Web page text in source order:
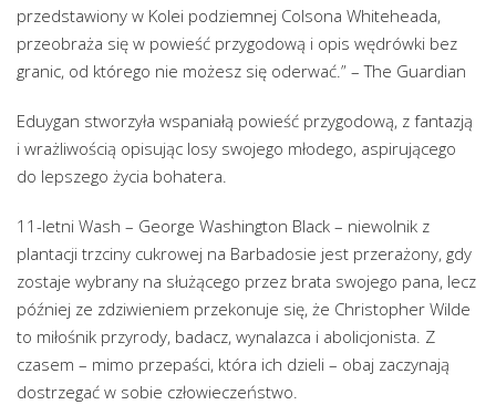
przedstawiony w Kolei podziemnej Colsona Whiteheada,
przeobraża się w powieść przygodową i opis wędrówki bez
granic, od którego nie możesz się oderwać.” – The Guardian
Eduygan stworzyła wspaniałą powieść przygodową, z fantazją
i wrażliwością opisując losy swojego młodego, aspirującego
do lepszego życia bohatera.
11-letni Wash – George Washington Black – niewolnik z
plantacji trzciny cukrowej na Barbadosie jest przerażony, gdy
zostaje wybrany na służącego przez brata swojego pana, lecz
później ze zdziwieniem przekonuje się, że Christopher Wilde
to miłośnik przyrody, badacz, wynalazca i abolicjonista. Z
czasem – mimo przepaści, która ich dzieli – obaj zaczynają
dostrzegać w sobie człowieczeństwo.